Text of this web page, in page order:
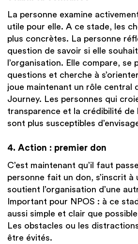
La personne examine
utile pour elle. A ce stade, les
plus concrètes. La personne
question de savoir si elle
l’organisation. Elle compare, se
questions et cherche à
joue maintenant un rôle central
Journey. Les personnes qui
transparence et la crédibilité de
sont plus susceptibles
4. Action : premier don
C’est maintenant qu’il faut
personne fait un don, s’inscrit à
soutient l’organisation d’une
Important pour NPOS : à ce
aussi simple et clair que
Les obstacles ou les
être évités.